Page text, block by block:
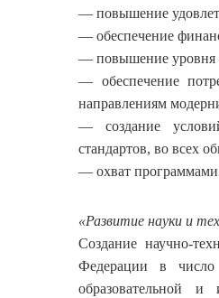
— повышение
— обеспечение
— повышение уровня
— обеспечение
направлениям
— создание
стандартов, во всех
— охват программами
«Развитие науки и
Создание научно-
Федерации в число
образовательной и